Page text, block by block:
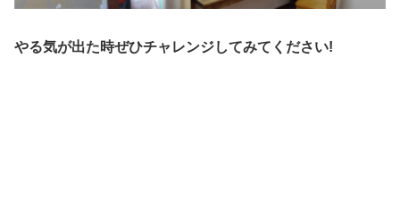
やる気が出た時ぜひチャレンジしてみてください!